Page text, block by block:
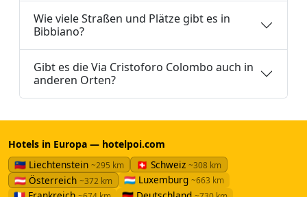
Wie viele Straßen und Plätze gibt es in
Bibbiano?
Gibt es die Via Cristoforo Colombo auch in
anderen Orten?
Hotels in Europa — hotelpoi.com
🇱🇮 Liechtenstein ~295 km 🇨🇭 Schweiz ~308 km
🇦🇹 Österreich ~372 km 🇱🇺 Luxemburg ~663 km